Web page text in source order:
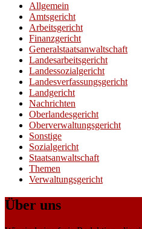
Allgemein
Amtsgericht
Arbeitsgericht
Finanzgericht
Generalstaatsanwaltschaft
Landesarbeitsgericht
Landessozialgericht
Landesverfassungsgericht
Landgericht
Nachrichten
Oberlandesgericht
Oberverwaltungsgericht
Sonstige
Sozialgericht
Staatsanwaltschaft
Themen
Verwaltungsgericht
Über uns